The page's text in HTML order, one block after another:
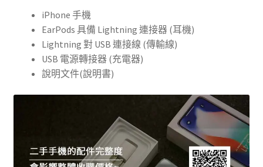
iPhone 手機
EarPods 具備 Lightning 連接器 (耳機)
Lightning 對 USB 連接線 (傳輸線)
USB 電源轉接器 (充電器)
說明文件(說明書)